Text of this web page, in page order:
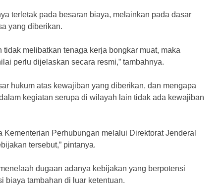
terletak pada besaran biaya, melainkan pada dasar
yang diberikan.
melibatkan tenaga kerja bongkar muat, maka
perlu dijelaskan secara resmi,” tambahnya.
hukum atas kewajiban yang diberikan, dan mengapa
kegiatan serupa di wilayah lain tidak ada kewajiban
Perhubungan melalui Direktorat Jenderal
tersebut,” pintanya.
dugaan adanya kebijakan yang berpotensi
biaya tambahan di luar ketentuan.